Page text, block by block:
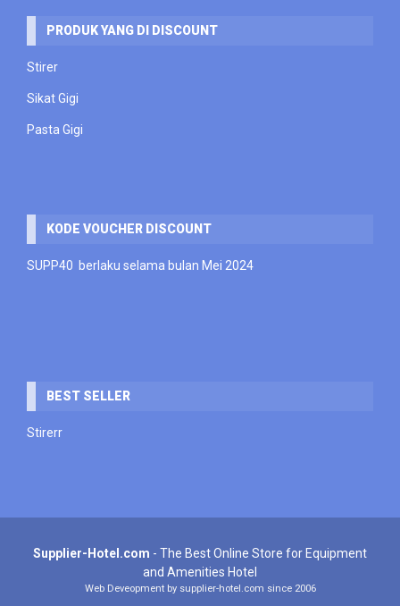
PRODUK YANG DI DISCOUNT
Stirer
Sikat Gigi
Pasta Gigi
KODE VOUCHER DISCOUNT
SUPP40 berlaku selama bulan Mei 2024
BEST SELLER
Stirerr
Supplier-Hotel.com - The Best Online Store for Equipment
and Amenities Hotel
Web Deveopment by supplier-hotel.com since 2006